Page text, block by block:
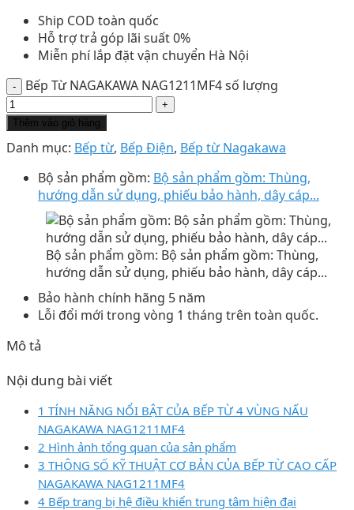
Ship COD toàn quốc
Hỗ trợ trả góp lãi suất 0%
Miễn phí lắp đặt vận chuyển Hà Nội
Bếp Từ NAGAKAWA NAG1211MF4 số lượng
Thêm vào giỏ hàng
Danh mục: Bếp từ, Bếp Điện, Bếp từ Nagakawa
Bộ sản phẩm gồm: Bộ sản phẩm gồm: Thùng,
hướng dẫn sử dụng, phiếu bảo hành, dây cáp...
Bộ sản phẩm gồm: Bộ sản phẩm gồm: Thùng,
hướng dẫn sử dụng, phiếu bảo hành, dây cáp...
Bảo hành chính hãng 5 năm
Lỗi đổi mới trong vòng 1 tháng trên toàn quốc.
Mô tả
Nội dung bài viết
1 TÍNH NĂNG NỔI BẬT CỦA BẾP TỪ 4 VÙNG NẤU
NAGAKAWA NAG1211MF4
2 Hình ảnh tổng quan của sản phẩm
3 THÔNG SỐ KỸ THUẬT CƠ BẢN CỦA BẾP TỪ CAO CẤP
NAGAKAWA NAG1211MF4
4 Bếp trang bị hệ điều khiển trung tâm hiện đại